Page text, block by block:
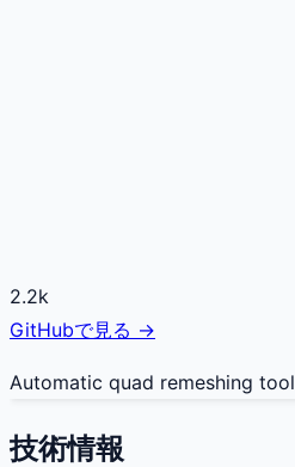
2.2k
GitHubで見る →
Automatic quad remeshing tool
技術情報